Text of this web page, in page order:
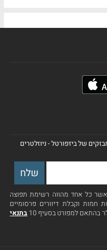
של ביזפורטל - ניוזלטרים
כל אחד מהווה רשימת תפוצה
חמות וקבלת דיוורים פרסומיים
בהתאם למפורט בסעיף 10
בתנאי